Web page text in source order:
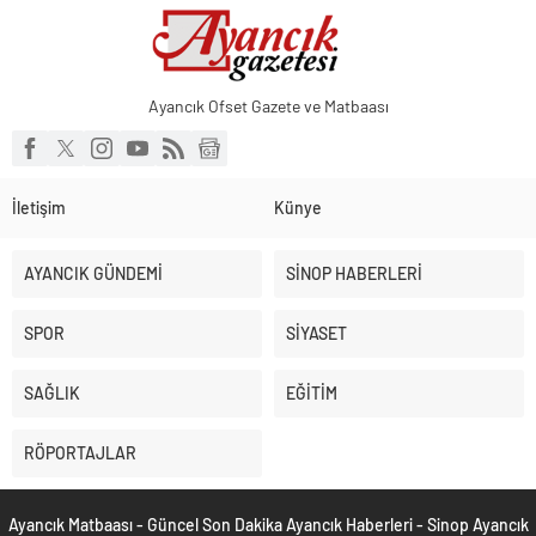
Küçük işletmeler büyük siber risklerle karşı karşıya
Ayancık Ofset Gazete ve Matbaası
İletişim Künye
AYANCIK GÜNDEMİ SİNOP HABERLERİ
SPOR SİYASET
SAĞLIK EĞİTİM
RÖPORTAJLAR
Ayancık Matbaası - Güncel Son Dakika Ayancık Haberleri - Sinop Ayancık